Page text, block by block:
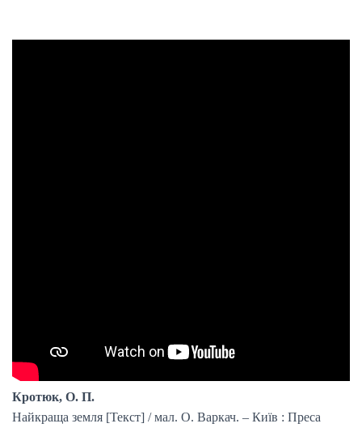
Кротюк, О. П.
Найкраща земля [Текст] / мал. О. Варкач. – Київ : Преса